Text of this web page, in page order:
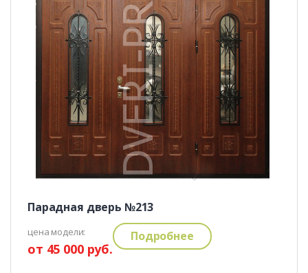
Парадная дверь №213
цена модели:
от 45 000 руб.
Подробнее